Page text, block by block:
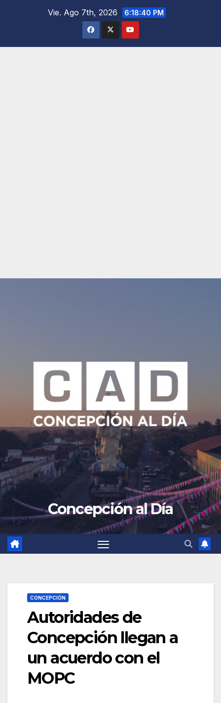
Vie. Ago 7th, 2026 6:18:41 PM
Concepción al Día
CONCEPCIÓN
Autoridades de
Concepción llegan a
un acuerdo con el
MOPC